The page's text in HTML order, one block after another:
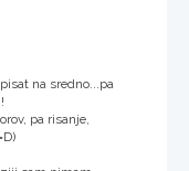
na sredno...pa
pa risanje,